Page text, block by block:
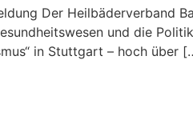
Der Heilbäderverband
und die
in Stuttgart – hoch über